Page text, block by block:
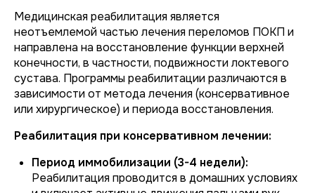
Медицинская реабилитация является
неотъемлемой частью лечения переломов ПОКП и
направлена на восстановление функции верхней
конечности, в частности, подвижности локтевого
сустава. Программы реабилитации различаются в
зависимости от метода лечения (консервативное
или хирургическое) и периода восстановления.
Реабилитация при консервативном лечении:
Период иммобилизации (3-4 недели):
Реабилитация проводится в домашних условиях